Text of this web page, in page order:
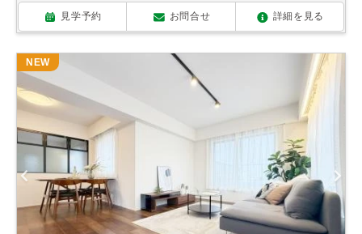
見学予約 お問合せ 詳細を見る
NEW